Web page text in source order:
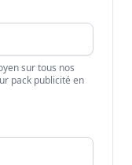
sur tous nos
pack publicité en